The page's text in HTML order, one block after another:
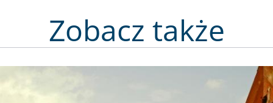
Zobacz także